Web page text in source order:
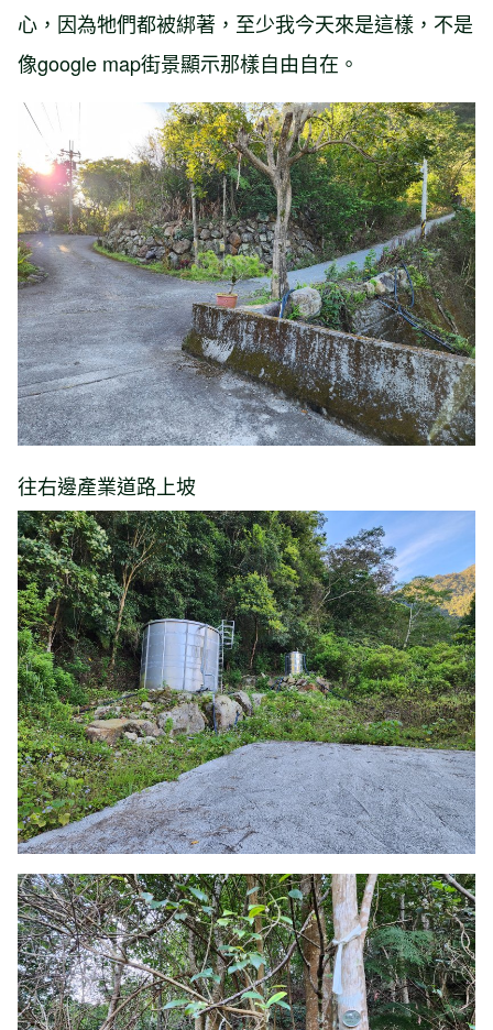
心，因為牠們都被綁著，至少我今天來是這樣，不是
像google map街景顯示那樣自由自在。
往右邊產業道路上坡